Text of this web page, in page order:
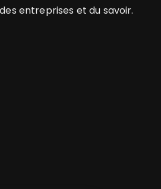
entreprises et du savoir.